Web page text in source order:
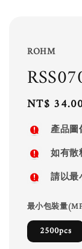
ROHM
Regular
price
NT$
產品
如有
請以
最小包裝量
2500pcs